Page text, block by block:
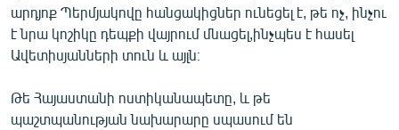
արդյոք Պերմյակովը հանցակիցներ ունեցել է, թե ոչ, ինչու
է նրա կոշիկը դեպքի վայրում մնացել,ինչպես է հասել
Ավետիսյանների տուն և այլն։
Թե Հայաստանի ոստիկանապետը, և թե
պաշտպանության նախարարը սպասում են